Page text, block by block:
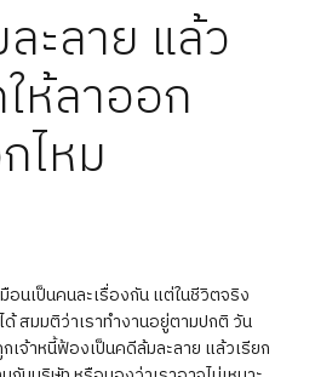
ะลาย แล้ว
ห้ลาออก
ไหม
อนเป็นคนละเรื่องกัน แต่ในชีวิตจริง
สมมติว่าเราทำงานอยู่ตามปกติ วัน
เจ้าหนี้ฟ้องเป็นคดีล้มละลาย แล้วเรียก